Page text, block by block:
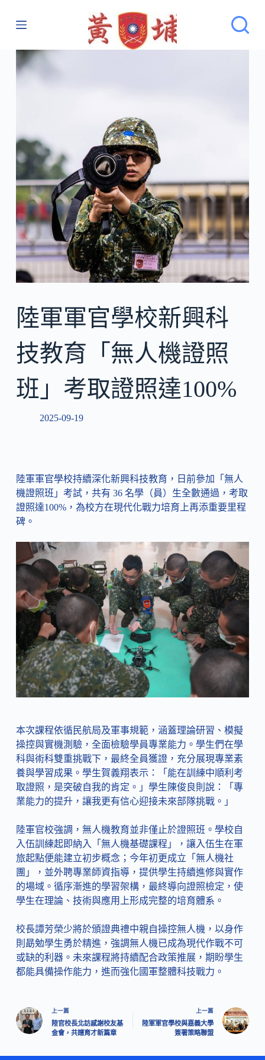
至
要
內
陸軍軍官學校新興科
技教育「無人機證照
班」考取證照達100%
2025-09-19
陸軍軍官學校持續深化新興科技教育，日前參加「無人
機證照班」考試，共有 36 名學（員）生全數通過，考取
證照達100%，為校方在現代化戰力培育上再添重要里程
碑。
本次課程依循民航局及軍事規範，涵蓋理論研習、模擬
操控與實機測驗，全面檢驗學員專業能力。學生們在學
科與術科雙重挑戰下，最終全員獲證，充分展現專業素
養與學習成果。學生賀義翔表示：「能在訓練中順利考
取證照，是突破自我的肯定。」學生陳俊良則說：「專
業能力的提升，讓我更有信心迎接未來部隊挑戰。」
陸軍官校強調，無人機教育並非僅止於證照班。學校自
入伍訓練起即納入「無人機基礎課程」，讓入伍生在軍
旅起點便能建立初步概念；今年初更成立「無人機社
團」，並外聘專業師資指導，提供學生持續進修與實作
的場域。循序漸進的學習架構，最終導向證照檢定，使
學生在理論、技術與應用上形成完整的培育體系。
校長譚芳榮少將於頒證典禮中親自操控無人機，以身作
則勗勉學生勇於精進，強調無人機已成為現代作戰不可
或缺的利器。未來課程將持續配合政策推展，期盼學生
都能具備操作能力，進而強化國軍整體科技戰力。
上一篇
陸官校長北訪感謝校友基
金會，共譜育才新篇章
上一篇
陸軍軍官學校與嘉義大學
簽署策略聯盟